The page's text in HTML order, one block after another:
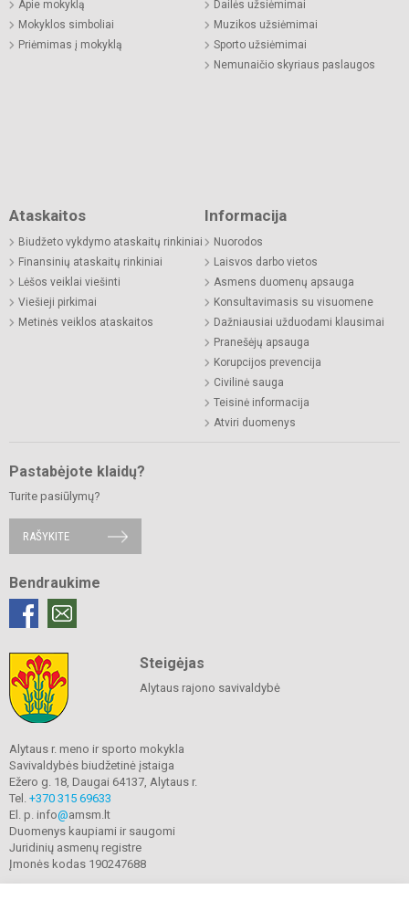
Apie mokyklą
Mokyklos simboliai
Priėmimas į mokyklą
Dailės užsiėmimai
Muzikos užsiėmimai
Sporto užsiėmimai
Nemunaičio skyriaus paslaugos
Ataskaitos
Biudžeto vykdymo ataskaitų rinkiniai
Finansinių ataskaitų rinkiniai
Lėšos veiklai viešinti
Viešieji pirkimai
Metinės veiklos ataskaitos
Informacija
Nuorodos
Laisvos darbo vietos
Asmens duomenų apsauga
Konsultavimasis su visuomene
Dažniausiai užduodami klausimai
Pranešėjų apsauga
Korupcijos prevencija
Civilinė sauga
Teisinė informacija
Atviri duomenys
Pastabėjote klaidų?
Turite pasiūlymų?
RAŠYKITE
Bendraukime
Steigėjas
Alytaus rajono savivaldybė
Alytaus r. meno ir sporto mokykla
Savivaldybės biudžetinė įstaiga
Ežero g. 18, Daugai 64137, Alytaus r.
Tel. +370 315 69633
El. p. info@amsm.lt
Duomenys kaupiami ir saugomi
Juridinių asmenų registre
Įmonės kodas 190247688